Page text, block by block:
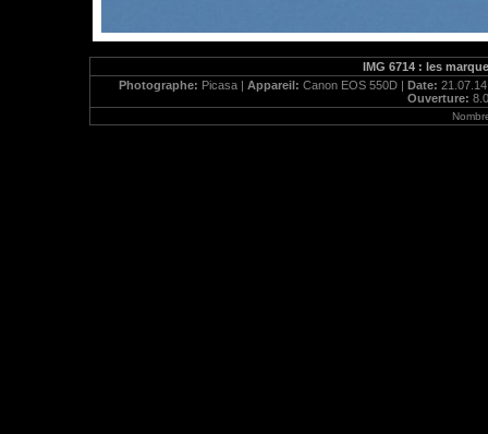
IMG 6714 : les
Photographe: Picasa | Appareil: Canon EOS 550D | Date:
Ouverture: